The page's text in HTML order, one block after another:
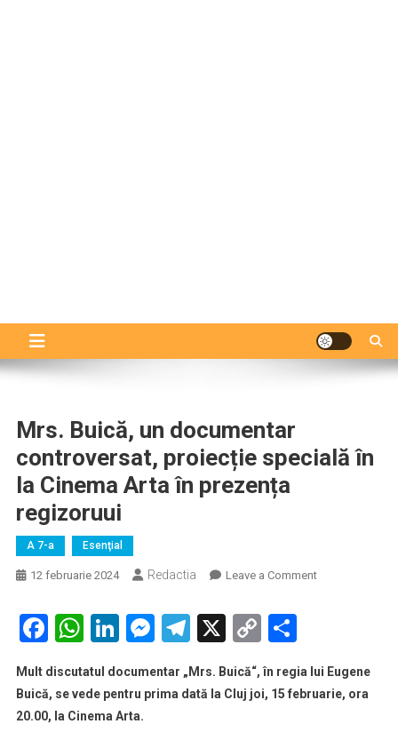
Mrs. Buică, un documentar
controversat, proiecție specială în
la Cinema Arta în prezența
regizoruui
A 7-a Esenţial
12 februarie 2024 Redactia Leave a Commenton
controversat,
proiecție
Facebook
WhatsApp
LinkedIn
Messenger
Telegram
X Copy
Mult discutatul documentar „Mrs. Buică“, în regia lui Eugene
Buică, se vede pentru prima dată la Cluj joi, 15 februarie, ora
20.00, la Cinema Arta.